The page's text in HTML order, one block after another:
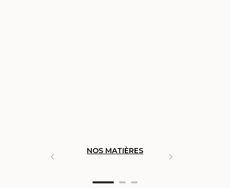
NOS MATIÈRES